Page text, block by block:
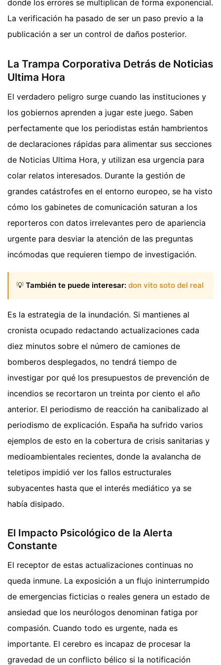
donde los errores se multiplican de forma exponencial.
La verificación ha pasado de ser un paso previo a la
publicación a ser un control de daños posterior.
La Trampa Corporativa Detrás de Noticias
Ultima Hora
El verdadero peligro surge cuando las instituciones y
los gobiernos aprenden a jugar este juego. Saben
perfectamente que los periodistas están hambrientos
de declaraciones rápidas para alimentar sus secciones
de Noticias Ultima Hora, y utilizan esa urgencia para
colar relatos interesados. Durante la gestión de
grandes catástrofes en el entorno europeo, se ha visto
cómo los gabinetes de comunicación saturan a los
reporteros con datos irrelevantes pero de apariencia
urgente para desviar la atención de las preguntas
incómodas que requieren tiempo de investigación.
💡 También te puede interesar: don vito soto del real
Es la estrategia de la inundación. Si mantienes al
cronista ocupado redactando actualizaciones cada
diez minutos sobre el número de camiones de
bomberos desplegados, no tendrá tiempo de
investigar por qué los presupuestos de prevención de
incendios se recortaron un treinta por ciento el año
anterior. El periodismo de reacción ha canibalizado al
periodismo de explicación. España ha sufrido varios
ejemplos de esto en la cobertura de crisis sanitarias y
medioambientales recientes, donde la avalancha de
teletipos impidió ver los fallos estructurales
subyacentes hasta que el interés mediático ya se
había disipado.
El Impacto Psicológico de la Alerta
Constante
El receptor de estas actualizaciones continuas no
queda inmune. La exposición a un flujo ininterrumpido
de emergencias ficticias o reales genera un estado de
ansiedad que los neurólogos denominan fatiga por
compasión. Cuando todo es urgente, nada es
importante. El cerebro es incapaz de procesar la
gravedad de un conflicto bélico si la notificación